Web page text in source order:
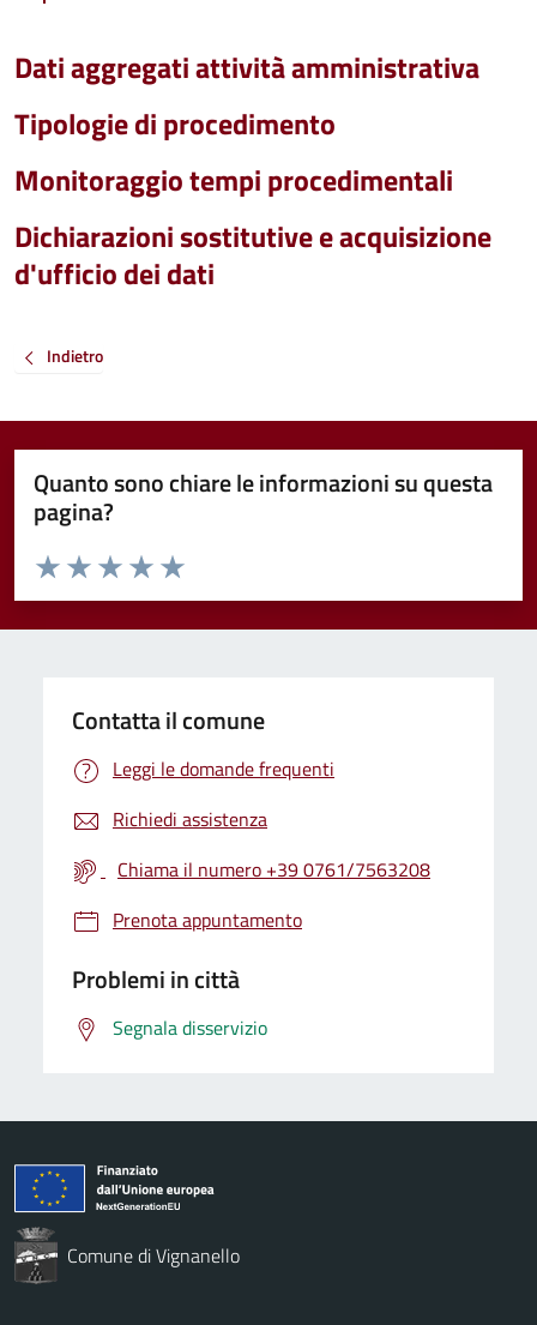
Dati aggregati attività amministrativa
Tipologie di procedimento
Monitoraggio tempi procedimentali
Dichiarazioni sostitutive e acquisizione
d'ufficio dei dati
Indietro
Quanto sono chiare le informazioni su questa
pagina?
Valuta da 1 a 5 stelle la pagina
Valuta 5 stelle su 5
Valuta 4 stelle su 5
Valuta 3 stelle su 5
Valuta 2 stelle su 5
Valuta 1 stelle su 5
Contatta il comune
Leggi le domande frequenti
Richiedi assistenza
Chiama il numero +39 0761/7563208
Prenota appuntamento
Problemi in città
Segnala disservizio
Comune di Vignanello